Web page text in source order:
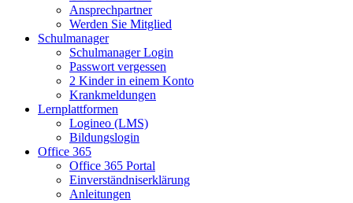
Ansprechpartner
Werden Sie Mitglied
Schulmanager
Schulmanager Login
Passwort vergessen
2 Kinder in einem Konto
Krankmeldungen
Lernplattformen
Logineo (LMS)
Bildungslogin
Office 365
Office 365 Portal
Einverständniserklärung
Anleitungen